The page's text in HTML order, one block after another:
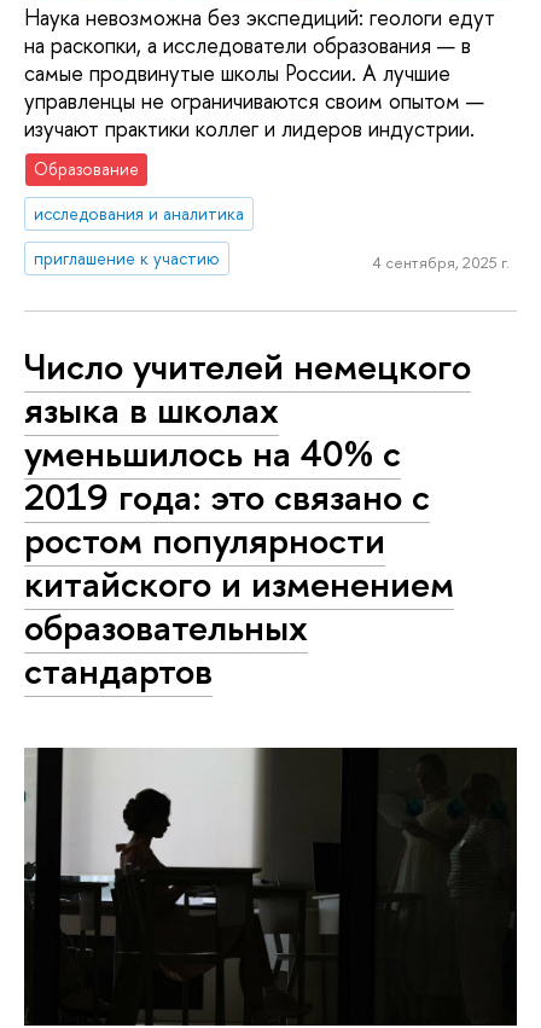
Наука невозможна без экспедиций: геологи едут
на раскопки, а исследователи образования — в
самые продвинутые школы России. А лучшие
управленцы не ограничиваются своим опытом —
изучают практики коллег и лидеров индустрии.
Образование
исследования и аналитика
приглашение к участию
4 сентября, 2025 г.
Число учителей немецкого
языка в школах
уменьшилось на 40% с
2019 года: это связано с
ростом популярности
китайского и изменением
образовательных
стандартов